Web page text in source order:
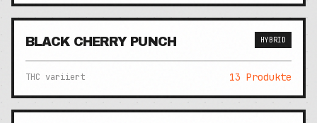
BLACK CHERRY PUNCH HYBRID
THC variiert 13 Produkte